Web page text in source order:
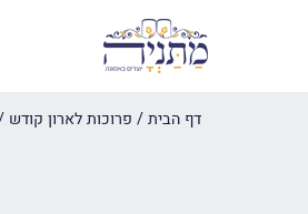
דף הבית/ פרוכות לארון קודש